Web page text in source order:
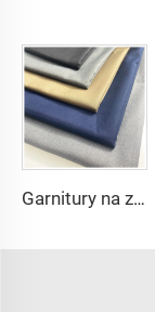
Garnitury na zamówienie Tkanina 20 Wiskos 80 Poliester Poliester Rayon TR Toyobo do garniturów